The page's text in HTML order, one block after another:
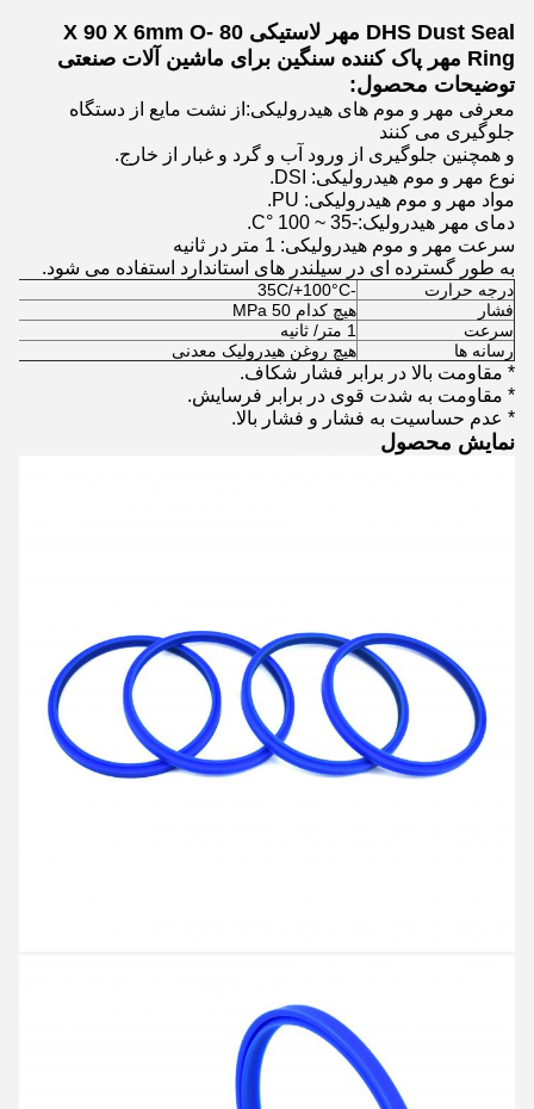
DHS Dust Seal مهر لاستیکی 80 X 90 X 6mm O-
Ring مهر پاک کننده سنگین برای ماشین آلات صنعتی
توضیحات محصول:
معرفی مهر و موم های هیدرولیکی:از نشت مایع از دستگاه
جلوگیری می کنند
و همچنین جلوگیری از ورود آب و گرد و غبار از خارج.
نوع مهر و موم هیدرولیکی: DSI.
مواد مهر و موم هیدرولیکی: PU.
دمای مهر هیدرولیک:-35 ~ 100 °C.
سرعت مهر و موم هیدرولیکی: 1 متر در ثانیه
به طور گسترده ای در سیلندر های استاندارد استفاده می شود.
درجه حرارت -35C/+100
°C
فشار
هیچ کدام 50 MPa
سرعت
1 متر/ ثانیه
رسانه ها
هیچ روغن هیدرولیک معدنی
* مقاومت بالا در برابر فشار شکاف.
* مقاومت به شدت قوی در برابر فرسایش.
* عدم حساسیت به فشار و فشار بالا.
نمایش محصول